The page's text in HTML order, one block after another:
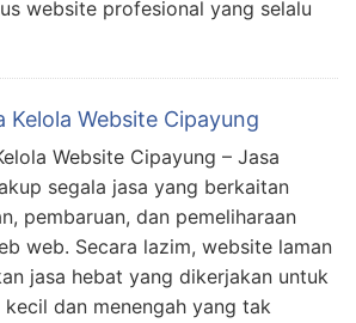
website profesional yang selalu
Kelola Website Cipayung
Website Cipayung – Jasa
segala jasa yang berkaitan
pembaruan, dan pemeliharaan
web. Secara lazim, website laman
jasa hebat yang dikerjakan untuk
dan menengah yang tak